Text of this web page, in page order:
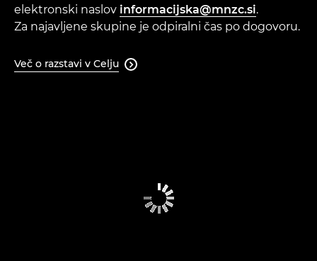
elektronski naslov informacijska@mnzc.si.
Za najavljene skupine je odpiralni čas po dogovoru.
Več o razstavi v Celju 